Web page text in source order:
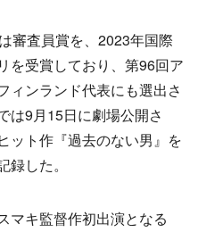
審査員賞を、2023年国際
を受賞しており、第96回ア
ィンランド代表にも選出さ
は9月15日に劇場公開さ
ット作『過去のない男』を
した。
マキ監督作初出演となる